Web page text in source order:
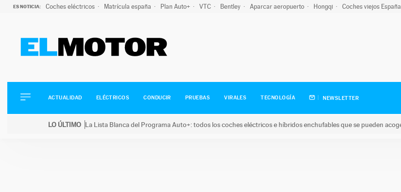
ES NOTICIA: Coches eléctricos Matrícula españa Plan Auto+ VTC Bentley Aparcar aeropuerto Hongqi Coches viejos España
ELÉCTRICOS
CONDUCIR
ACTUALIDAD ELÉCTRICOS CONDUCIR PRUEBAS VIRALES TECNOLOGÍA NEWSLETTER
LO ÚLTIMO La Lista Blanca del Programa Auto+: todos los coches eléctricos e híbridos enchufables que se pueden